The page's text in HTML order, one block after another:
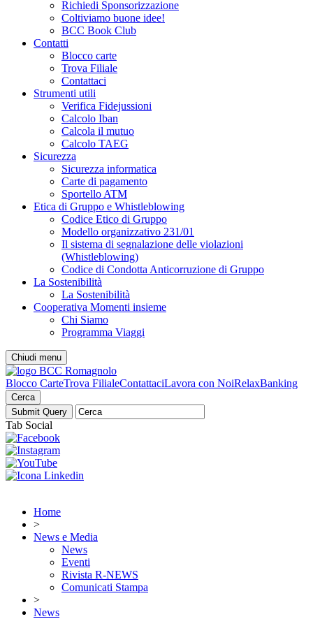
Richiedi Sponsorizzazione
Coltiviamo buone idee!
BCC Book Club
Contatti
Blocco carte
Trova Filiale
Contattaci
Strumenti utili
Verifica Fidejussioni
Calcolo Iban
Calcola il mutuo
Calcolo TAEG
Sicurezza
Sicurezza informatica
Carte di pagamento
Sportello ATM
Etica di Gruppo e Whistleblowing
Codice Etico di Gruppo
Modello organizzativo 231/01
Il sistema di segnalazione delle violazioni
(Whistleblowing)
Codice di Condotta Anticorruzione di Gruppo
La Sostenibilità
La Sostenibilità
Cooperativa Momenti insieme
Chi Siamo
Programma Viaggi
Chiudi menu
Blocco CarteTrova FilialeContattaciLavora con NoiRelaxBanking
Cerca
Tab Social
Home
>
News e Media
News
Eventi
Rivista R-NEWS
Comunicati Stampa
>
News